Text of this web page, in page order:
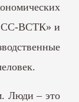
ВСТК» и
Люди – это